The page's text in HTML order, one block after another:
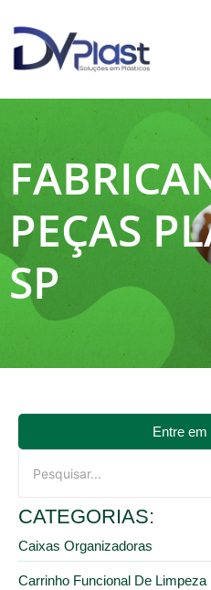
PEÇAS
SP
Entre em
CATEGORIAS:
Caixas Organizadoras
Carrinho Funcional De Limpeza